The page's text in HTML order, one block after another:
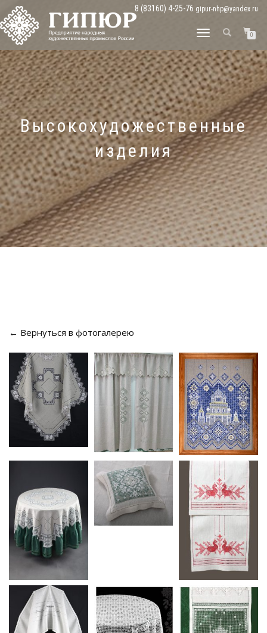
8 (83160) 4-25-76 gipur-nhp@yandex.ru
ПЕРЕКЛЮЧИТЬ
0
Высокохудожественные
изделия
← Вернуться в фотогалерею